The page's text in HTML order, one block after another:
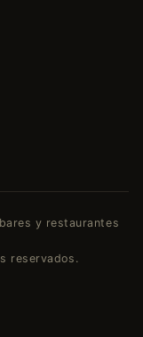
y restaurantes
reservados.